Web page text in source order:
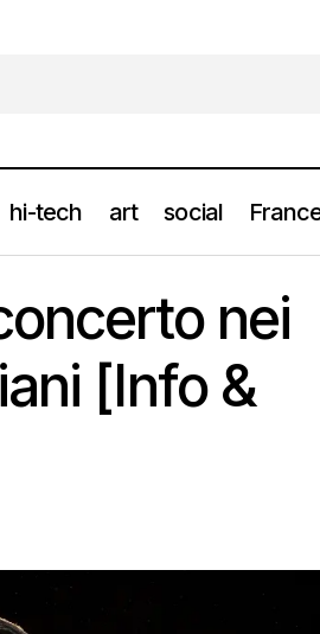
hi-tech art social
nei principali palasport italiani
nei
[Info &